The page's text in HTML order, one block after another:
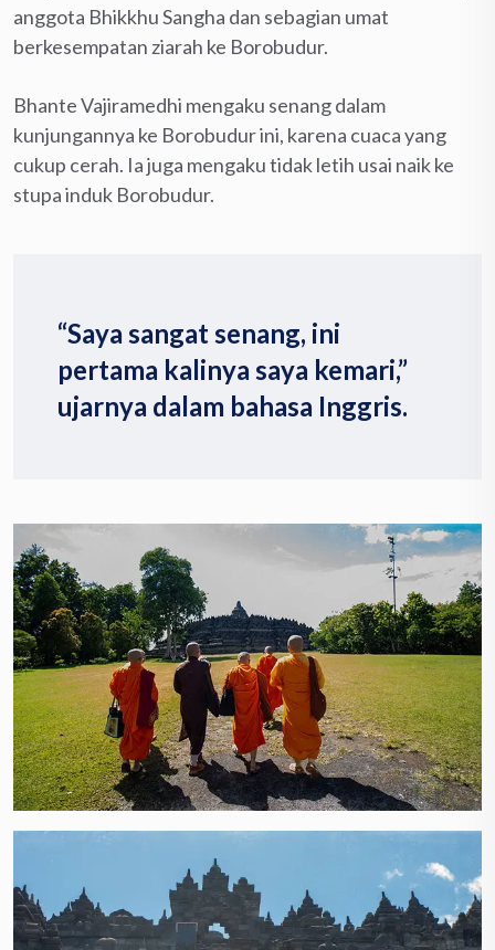
anggota Bhikkhu Sangha dan sebagian umat
berkesempatan ziarah ke Borobudur.
Bhante Vajiramedhi mengaku senang dalam
kunjungannya ke Borobudur ini, karena cuaca yang
cukup cerah. Ia juga mengaku tidak letih usai naik ke
stupa induk Borobudur.
“Saya sangat senang, ini
pertama kalinya saya kemari,”
ujarnya dalam bahasa Inggris.